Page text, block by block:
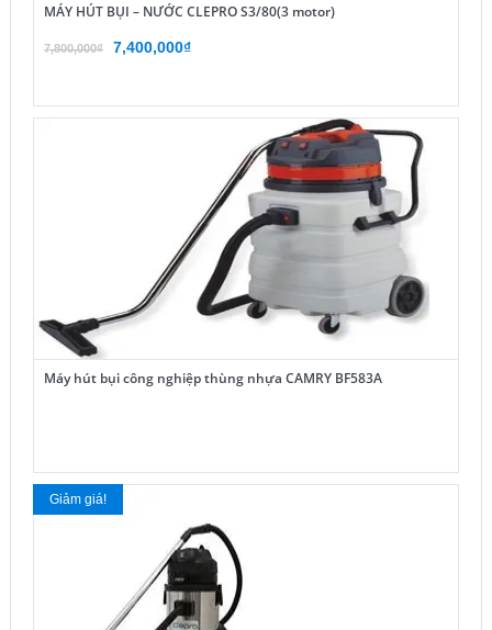
MÁY HÚT BỤI – NƯỚC CLEPRO S3/80(3 motor)
7,800,000₫
Giá
7,800,000₫.
7,400,000₫Giá
là:
7,400,000₫.
Máy hút bụi công nghiệp thùng nhựa CAMRY BF583A
Giảm giá!